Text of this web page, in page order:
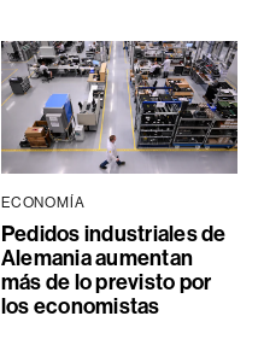
ECONOMÍA
Pedidos industriales de
Alemania aumentan
más de lo previsto por
los economistas